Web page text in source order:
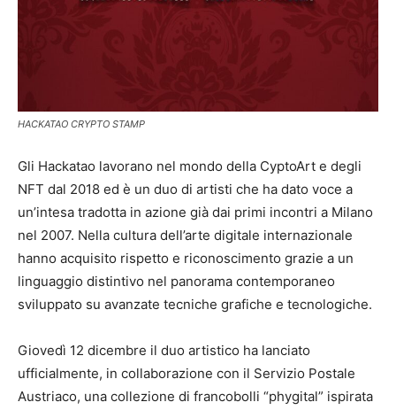
HACKATAO CRYPTO STAMP
Gli Hackatao lavorano nel mondo della CyptoArt e degli
NFT dal 2018 ed è un duo di artisti che ha dato voce a
un’intesa tradotta in azione già dai primi incontri a Milano
nel 2007. Nella cultura dell’arte digitale internazionale
hanno acquisito rispetto e riconoscimento grazie a un
linguaggio distintivo nel panorama contemporaneo
sviluppato su avanzate tecniche grafiche e tecnologiche.
Giovedì 12 dicembre il duo artistico ha lanciato
ufficialmente, in collaborazione con il Servizio Postale
Austriaco, una collezione di francobolli “phygital” ispirata